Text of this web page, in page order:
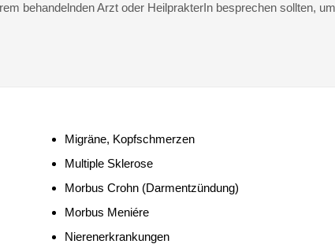
behandelnden Arzt oder HeilprakterIn besprechen sollten,
Migräne, Kopfschmerzen
Multiple Sklerose
Morbus Crohn (Darmentzündung)
Morbus Meniére
Nierenerkrankungen